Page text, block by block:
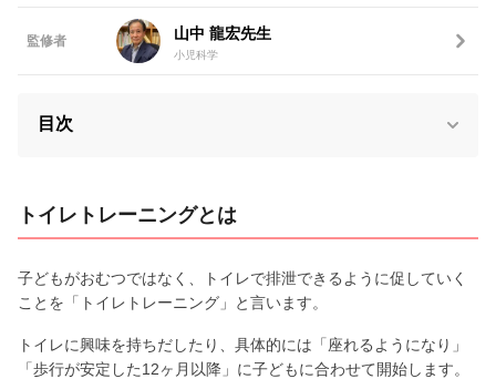
監修者 山中 龍宏先生
小児科学
目次
トイレトレーニングとは
子どもがおむつではなく、トイレで排泄できるように促していく
ことを「トイレトレーニング」と言います。
トイレに興味を持ちだしたり、具体的には「座れるようになり」
「歩行が安定した12ヶ月以降」に子どもに合わせて開始します。